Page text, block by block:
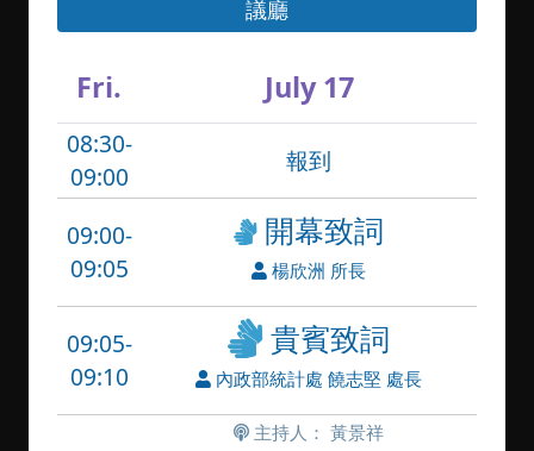
議廳
Fri. July 17
08:30-
09:00
報到
09:00-
09:05
開幕致詞
楊欣洲 所長
09:05-
09:10
貴賓致詞
內政部統計處 饒志堅 處長
主持人： 黃景祥